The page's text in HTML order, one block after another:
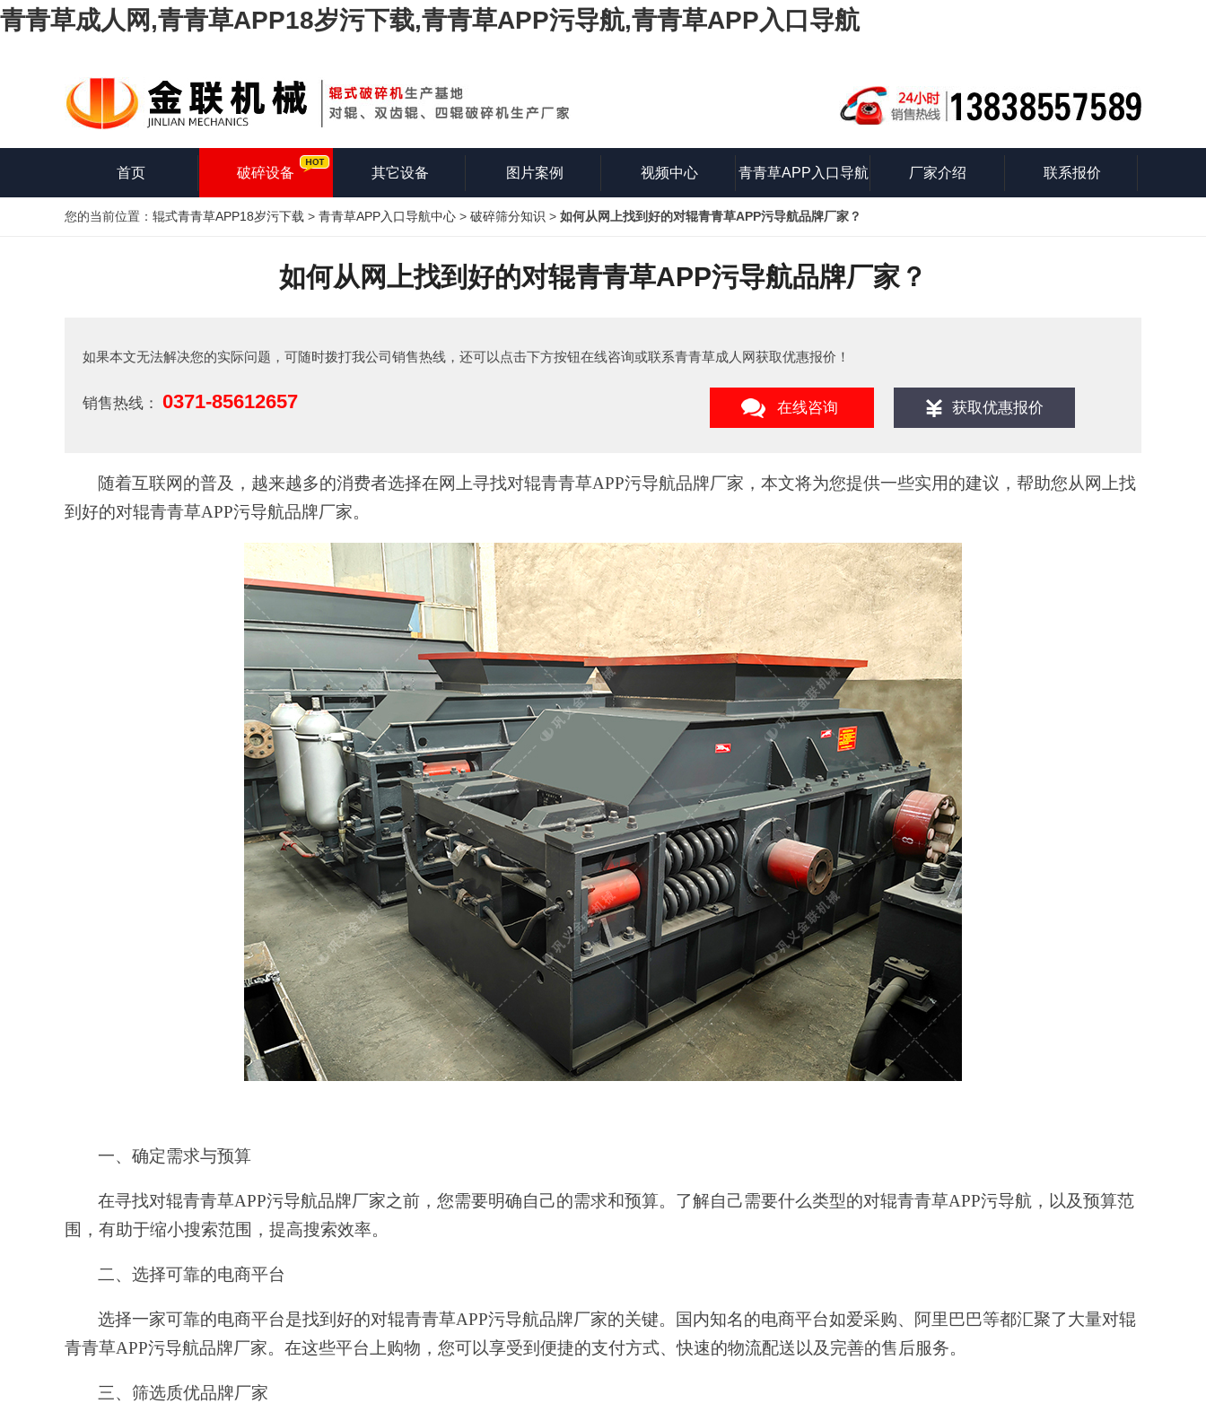
青青草成人网,青青草APP18岁污下载,青青草APP污导航,青青草APP入口导航
首页 破碎设备 其它设备 图片案例 视频中心 青青草APP入口导航
知识
厂家介绍 联系报价
您的当前位置： 辊式青青草APP18岁污下载 > 青青草APP入口导航中心 > 破碎筛分知识 > 如何从网上找到好的对辊青青草APP污导航品牌厂家？
如何从网上找到好的对辊青青草APP污导航品牌厂家？
如果本文无法解决您的实际问题，可随时拨打我公司销售热线，还可以点击下方按钮在线咨询或联系青青草成人网获取优惠报价！
销售热线： 0371-85612657 在线咨询 获取优惠报价
随着互联网的普及，越来越多的消费者选择在网上寻找对辊青青草APP污导航品牌厂家 ， 本文将为您提供一些实用的建议，帮助您从网上找
到好的对辊青青草APP污导航品牌厂家。
一、确定需求与预算
在寻找对辊青青草APP污导航品牌厂家之前，您需要明确自己的需求和预算。了解自己需要什么类型的对辊青青草APP污导航，以及预算范
围，有助于缩小搜索范围，提高搜索效率。
二、选择可靠的电商平台
选择一家可靠的电商平台是找到好的对辊青青草APP污导航品牌厂家的关键。国内知名的电商平台如爱采购、 阿里巴巴等都汇聚了大量对辊
青青草APP污导航品牌厂家。在这些平台上购物，您可以享受到便捷的支付方式、快速的物流配送以及完善的售后服务。
三、筛选质优品牌厂家